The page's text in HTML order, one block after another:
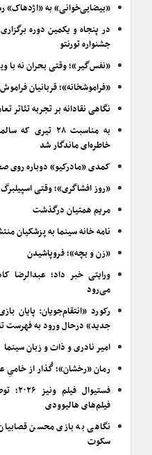
«بیضایی‌خوانی» به «اژدهاک»
در پنجاه و یکمین دوره
جشنواره تورنتو
«نفس‌گیر»؛ وقتی بحران نه با
«فراموشخانه»؛ قربانیان
نگاهی نقادانه بر تجربه تئاتر
به مناسبت ۲۸
خاطره‌ای ماندگار شد
کمدی «مادرکیو» دوباره روی
«روز افشاگری»؛ وقتی
مریم همتیان درگذشت
نامه خانه سینما به پزشکیان
«زن و بچه»؛ فروپاشیدن
ورایتی خبر داد؛ عبدالرضا
می‌رود
رکورد «انتقام‌جویان: پایان
جدید» درحال ورود به فهرست
امیر نادری و ذات و زبان سینما
رمان «رخشان»؛ گُذار از خامیِ
فیلم‌های هالیوودی
نگاهی به بازی محسن
سکوت